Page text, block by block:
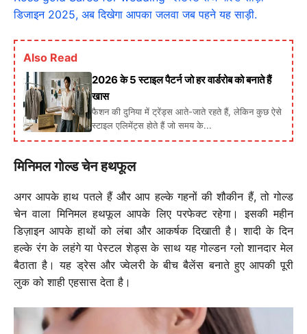
डिजाइन 2025, अब दिखेगा आपका जलवा जब पहने यह साड़ी.
Also Read
2026 के 5 स्टाइल पैटर्न जो हर वार्डरोब को बनाते हैं
खास
फैशन की दुनिया में ट्रेंड्स आते-जाते रहते हैं, लेकिन कुछ ऐसे
स्टाइल एलिमेंट्स होते हैं जो समय के...
मिनिमल गोल्ड चेन हथफूल
अगर आपके हाथ पतले हैं और आप हल्के गहनों की शौकीन हैं, तो गोल्ड
चेन वाला मिनिमल हथफूल आपके लिए परफेक्ट रहेगा। इसकी महीन
डिज़ाइन आपके हाथों को लंबा और आकर्षक दिखाती है। शादी के दिन
हल्के रंग के लहंगे या पेस्टल शेड्स के साथ यह गोल्डन ग्लो शानदार मेल
बैठाता है। यह ड्रेस और ज्वेलरी के बीच बैलेंस बनाते हुए आपकी पूरी
लुक को शाही एहसास देता है।